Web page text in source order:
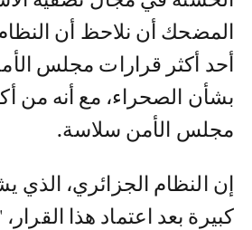
المضحك أن نلاحظ أن النظام
أحد أكثر قرارات مجلس
بشأن الصحراء، مع أنه من
مجلس الأمن سلاسة.
إن النظام الجزائري، الذي
كبيرة بعد اعتماد هذا